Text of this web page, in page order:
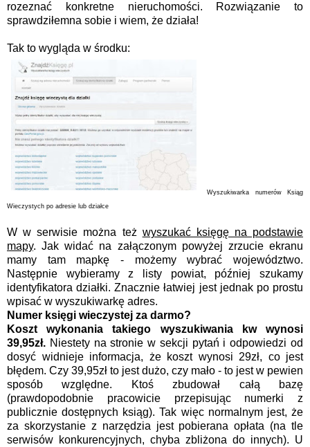
rozeznać konkretne nieruchomości. Rozwiązanie to
sprawdziłemna sobie i wiem, że działa!
Tak to wygląda w środku:
Wyszukiwarka numerów Ksiąg
Wieczystych po adresie lub działce
W w serwisie można też wyszukać księgę na podstawie
mapy. Jak widać na załączonym powyżej zrzucie ekranu
mamy tam mapkę - możemy wybrać województwo.
Następnie wybieramy z listy powiat, później szukamy
identyfikatora działki. Znacznie łatwiej jest jednak po prostu
wpisać w wyszukiwarkę adres.
Numer księgi wieczystej za darmo?
Koszt wykonania takiego wyszukiwania kw wynosi
39,95zł. Niestety na stronie w sekcji pytań i odpowiedzi od
dosyć widnieje informacja, że koszt wynosi 29zł, co jest
błędem. Czy 39,95zł to jest dużo, czy mało - to jest w pewien
sposób względne. Ktoś zbudował całą bazę
(prawdopodobnie pracowicie przepisując numerki z
publicznie dostępnych ksiąg). Tak więc normalnym jest, że
za skorzystanie z narzędzia jest pobierana opłata (na tle
serwisów konkurencyjnych, chyba zbliżona do innych). U